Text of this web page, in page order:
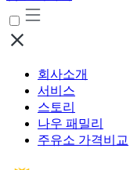
회사소개
서비스
스토리
나우 패밀리
주유소 가격비교